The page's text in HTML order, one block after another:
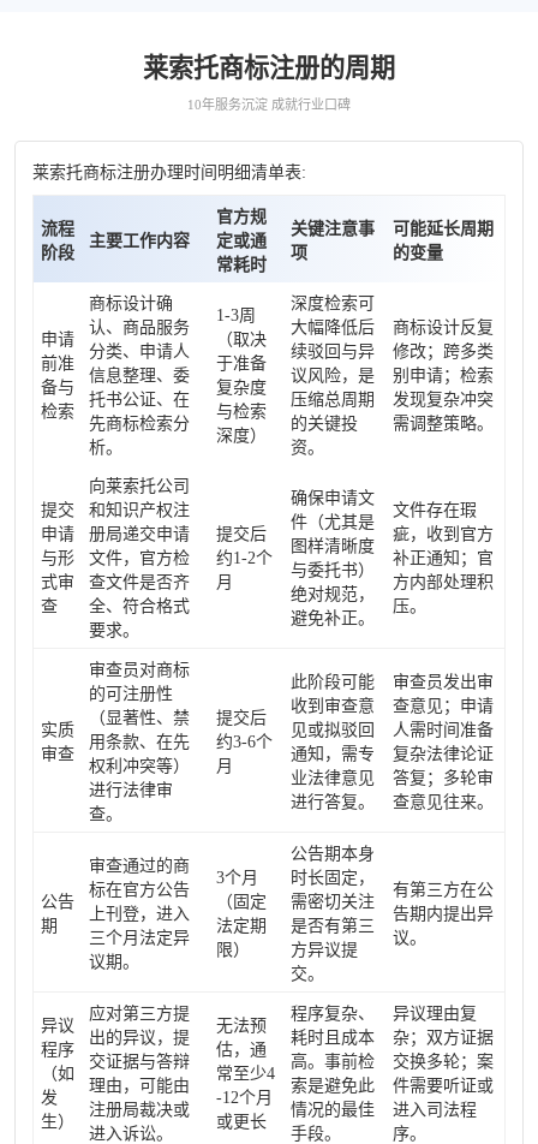
莱索托商标注册的周期
10年服务沉淀 成就行业口碑
莱索托商标注册办理时间明细清单表:
流程
阶段
主要工作内容
官方规
定或通
常耗时
关键注意事
项
可能延长周期
的变量
申请
前准
备与
检索
商标设计确
认、商品服务
分类、申请人
信息整理、委
托书公证、在
先商标检索分
析。
1-3周
（取决
于准备
复杂度
与检索
深度）
深度检索可
大幅降低后
续驳回与异
议风险，是
压缩总周期
的关键投
资。
商标设计反复
修改；跨多类
别申请；检索
发现复杂冲突
需调整策略。
提交
申请
与形
式审
查
向莱索托公司
和知识产权注
册局递交申请
文件，官方检
查文件是否齐
全、符合格式
要求。
提交后
约1-2个
月
确保申请文
件（尤其是
图样清晰度
与委托书）
绝对规范，
避免补正。
文件存在瑕
疵，收到官方
补正通知；官
方内部处理积
压。
实质
审查
审查员对商标
的可注册性
（显著性、禁
用条款、在先
权利冲突等）
进行法律审
查。
提交后
约3-6个
月
此阶段可能
收到审查意
见或拟驳回
通知，需专
业法律意见
进行答复。
审查员发出审
查意见；申请
人需时间准备
复杂法律论证
答复；多轮审
查意见往来。
公告
期
审查通过的商
标在官方公告
上刊登，进入
三个月法定异
议期。
3个月
（固定
法定期
限）
公告期本身
时长固定，
需密切关注
是否有第三
方异议提
交。
有第三方在公
告期内提出异
议。
异议
程序
（如
发
生）
应对第三方提
出的异议，提
交证据与答辩
理由，可能由
注册局裁决或
进入诉讼。
无法预
估，通
常至少4
-12个月
或更长
程序复杂、
耗时且成本
高。事前检
索是避免此
情况的最佳
手段。
异议理由复
杂；双方证据
交换多轮；案
件需要听证或
进入司法程
序。